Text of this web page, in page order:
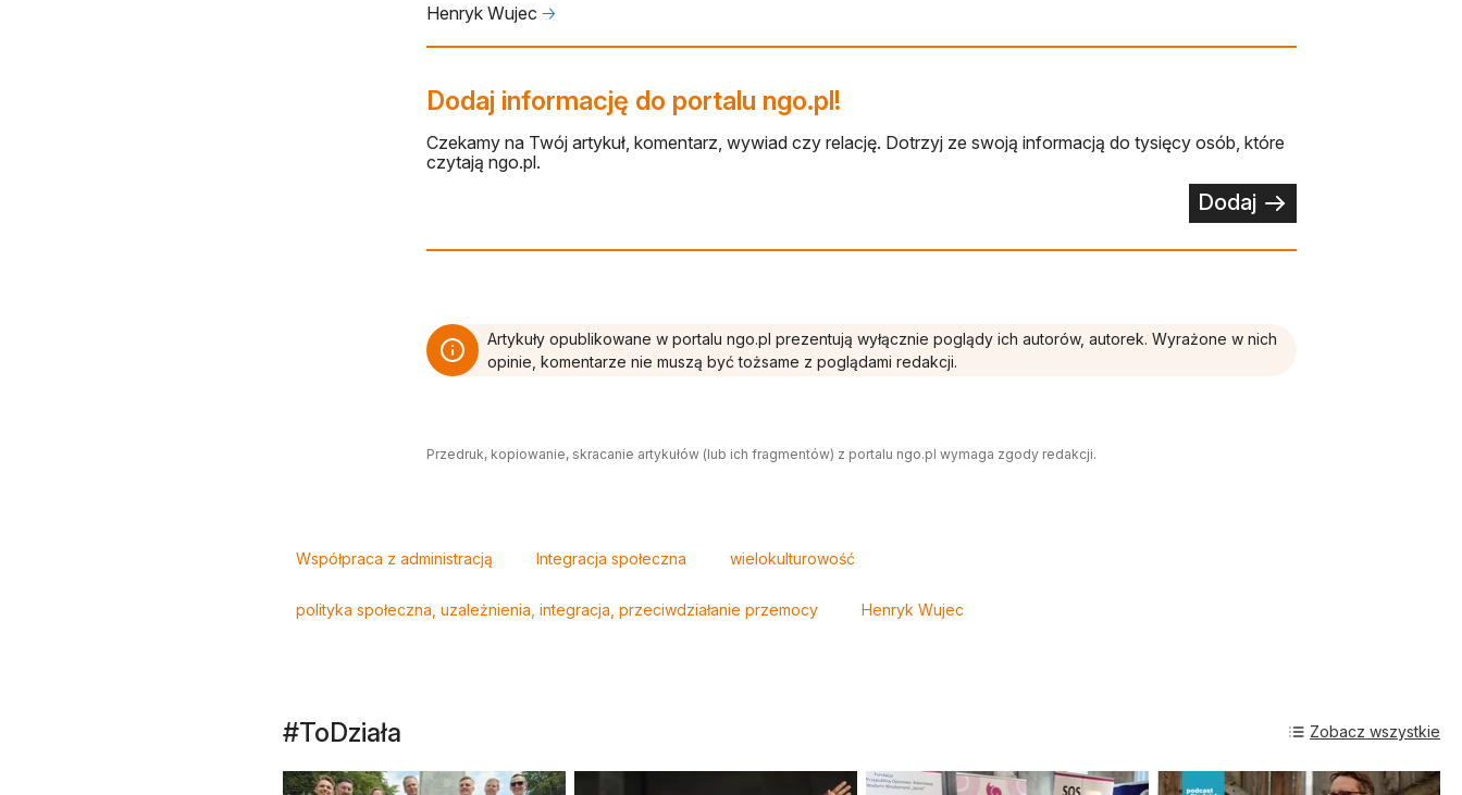
Henryk Wujec 🡢
Dodaj informację do portalu ngo.pl!
Czekamy na Twój artykuł, komentarz, wywiad czy relację. Dotrzyj ze swoją informacją do tysięcy osób, które
czytają ngo.pl.
Dodaj
Artykuły opublikowane w portalu ngo.pl prezentują wyłącznie poglądy ich autorów, autorek. Wyrażone w nich
opinie, komentarze nie muszą być tożsame z poglądami redakcji.
Przedruk, kopiowanie, skracanie artykułów (lub ich fragmentów) z portalu ngo.pl wymaga zgody redakcji.
Współpraca z administracją Integracja społeczna wielokulturowość
polityka społeczna, uzależnienia, integracja, przeciwdziałanie przemocy Henryk Wujec
#ToDziała Zobacz wszystkie